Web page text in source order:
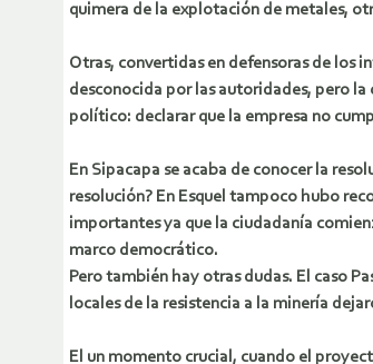
quimera de la explotación de metales,
Otras, convertidas en defensoras de los
desconocida por las autoridades, pero
político: declarar que la empresa no
En Sipacapa se acaba de conocer la
resolución? En Esquel tampoco hubo
importantes ya que la ciudadanía
marco democrático.
Pero también hay otras dudas. El caso
locales de la resistencia a la minería
El un momento crucial, cuando el